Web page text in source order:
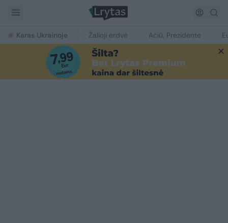
Karas Ukrainoje Žalioji erdvė Ačiū, Prezidente